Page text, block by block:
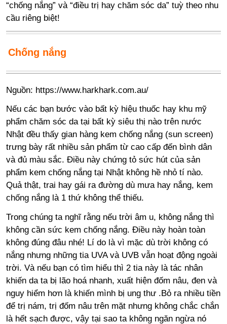
“chống nắng” và “điều trị hay chăm sóc da” tuỳ theo nhu
cầu riêng biệt!
Chống nắng
Nguồn: https://www.harkhark.com.au/
Nếu các bạn bước vào bất kỳ hiệu thuốc hay khu mỹ
phẩm chăm sóc da tại bất kỳ siêu thị nào trên nước
Nhật đều thấy gian hàng kem chống nắng (sun screen)
trưng bày rất nhiều sản phẩm từ cao cấp đến bình dân
và đủ màu sắc. Điều này chứng tỏ sức hút của sản
phẩm kem chống nắng tại Nhật không hề nhỏ tí nào.
Quả thật, trai hay gái ra đường dù mưa hay nắng, kem
chống nắng là 1 thứ không thể thiếu.
Trong chúng ta nghĩ rằng nếu trời âm u, không nắng thì
không cần sức kem chống nắng. Điều này hoàn toàn
không đúng đâu nhé! Lí do là vì mặc dù trời không có
nắng nhưng những tia UVA và UVB vẫn hoạt động ngoài
trời. Và nếu bạn có tìm hiểu thì 2 tia này là tác nhân
khiến da ta bị lão hoá nhanh, xuất hiện đốm nâu, đen và
nguy hiểm hơn là khiến mình bị ung thư .Bỏ ra nhiều tiền
để trị nám, trị đốm nâu trên mặt nhưng không chắc chắn
là hết sạch được, vậy tại sao ta không ngăn ngừa nó